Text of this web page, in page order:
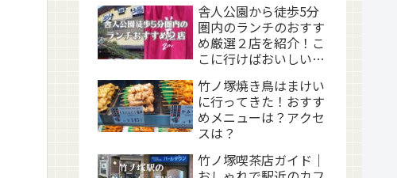
舎人公園から徒歩5分
圏内のランチのおすす
め厳選２店を紹介！こ
こに行けばおいしい昼
ビューとメニュー
竹ノ塚焼き鳥はまけい
に行ってきた！おすす
めメニューは？アクセ
スは？
竹ノ塚喫茶店ガイド｜